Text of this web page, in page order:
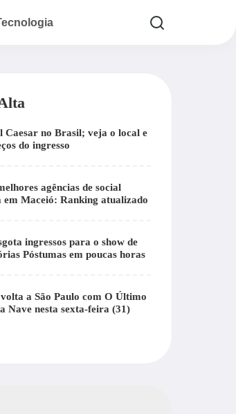
Caesar no Brasil; veja o local e
do ingresso
agências de social
em Maceió: Ranking atualizado
ingressos para o show de
Póstumas em poucas horas
a São Paulo com O Último
Nave nesta sexta-feira (31)